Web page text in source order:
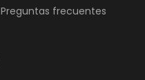
Preguntas frecuentes